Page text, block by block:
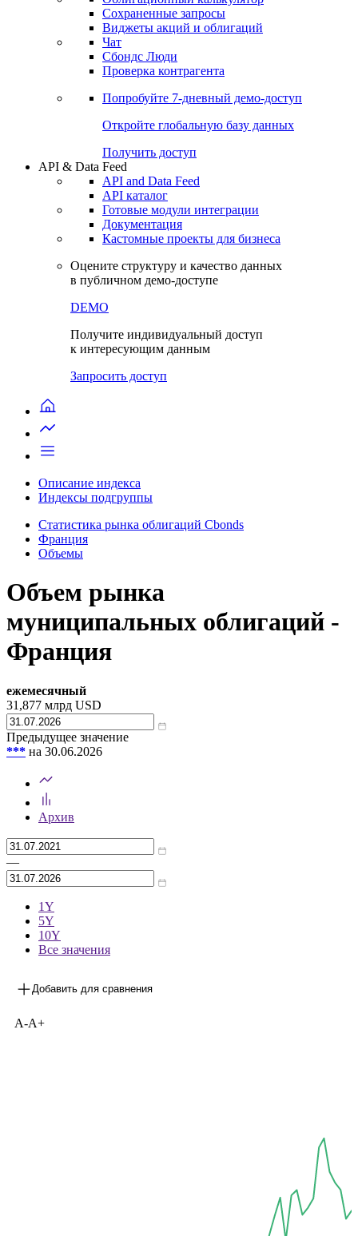
Сохраненные запросы
Виджеты акций и облигаций
Чат
Сбондс Люди
Проверка контрагента
Попробуйте 7-дневный демо-доступ
Откройте глобальную базу данных
Получить доступ
API & Data Feed
API and Data Feed
API каталог
Готовые модули интеграции
Документация
Кастомные проекты для бизнеса
Оцените структуру и качество данных
в публичном демо-доступе
DEMO
Получите индивидуальный доступ
к интересующим данным
Запросить доступ
Описание индекса
Индексы подгруппы
Статистика рынка облигаций Cbonds
Франция
Объемы
Объем рынка
муниципальных облигаций -
Франция
ежемесячный
31,877 млрд USD
Предыдущее значение
*** на 30.06.2026
Архив
—
1Y
5Y
10Y
Все значения
Добавить для сравнения